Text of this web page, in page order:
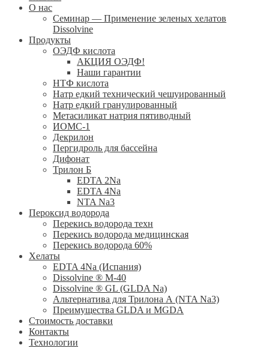
О нас
Семинар — Применение зеленых хелатов
Dissolvine
Продукты
ОЭДФ кислота
АКЦИЯ ОЭДФ!
Наши гарантии
НТФ кислота
Натр едкий технический чешуированный
Натр едкий гранулированный
Метасиликат натрия пятиводный
ИОМС-1
Декрилон
Пергидроль для бассейна
Дифонат
Трилон Б
EDTA 2Na
EDTA 4Na
NTA Na3
Пероксид водорода
Перекись водорода техн
Перекись водорода медицинская
Перекись водорода 60%
Хелаты
ЕDTA 4Na (Испания)
Dissolvine ® M-40
Dissolvine ® GL (GLDA Na)
Альтернатива для Трилона А (NTA Na3)
Преимущества GLDA и MGDA
Стоимость доставки
Контакты
Технологии